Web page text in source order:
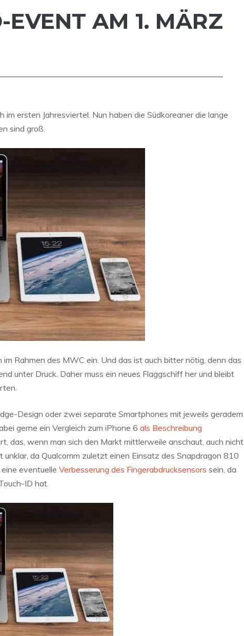
EVENT AM 1. MÄRZ
ersten Jahresviertel. Nun haben die Südkoreaner die lange
sind groß.
Rahmen des MWC ein. Und das ist auch bitter nötig, denn das
unter Druck. Daher muss ein neues Flaggschiff her und bleibt
Design oder zwei separate Smartphones mit jeweils geradem
gerne ein Vergleich zum iPhone 6 als Beschreibung
das, wenn man sich den Markt mittlerweile anschaut, auch nicht
da Qualcomm zuletzt einen Einsatz des Snapdragon 810
eventuelle Verbesserung des Fingerabdrucksensors sein, da
ID hat.